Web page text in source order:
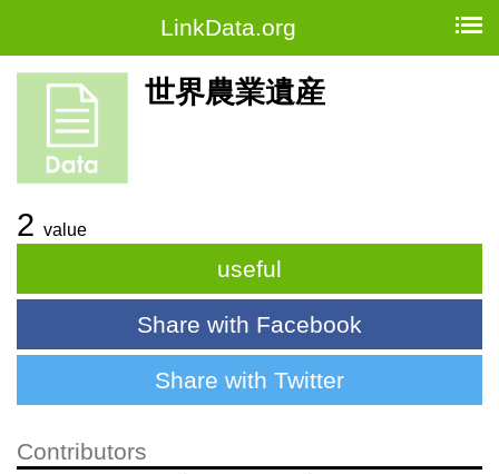
LinkData.org
世界農業遺産
2 value
useful
Share with Facebook
Share with Twitter
Contributors